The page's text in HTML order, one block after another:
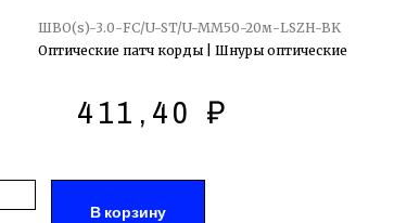
ШВО(s)-3.0-FC/U-ST/U-MM50-20м-LSZH-BK
Оптические патч корды | Шнуры оптические
411,40₽
В корзину